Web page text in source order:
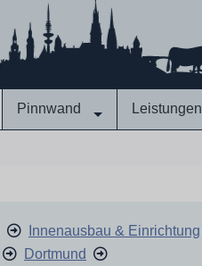
Pinnwand Leistungen
Innenausbau & Einrichtung
Dortmund